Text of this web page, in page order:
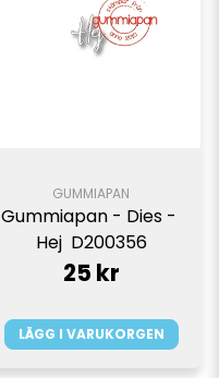
GUMMIAPAN
Gummiapan - Dies -
Hej  D200356
25 kr
LÄGG I VARUKORGEN